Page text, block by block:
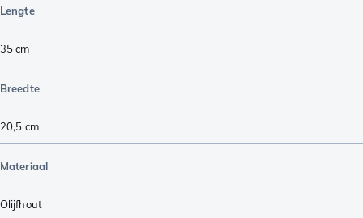
Lengte
35cm
Breedte
20,5 cm
Materiaal
Olijfhout